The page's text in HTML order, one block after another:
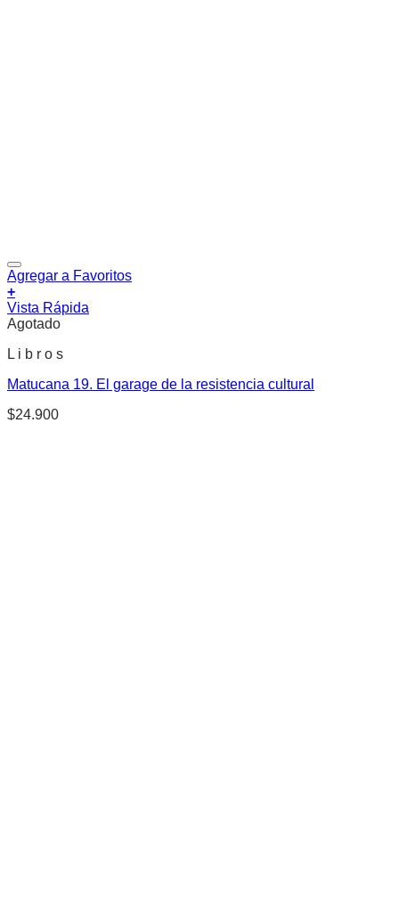
Agregar a Favoritos
+
Vista Rápida
Agotado
L i b r o s
Matucana 19. El garage de la resistencia cultural
$24.900